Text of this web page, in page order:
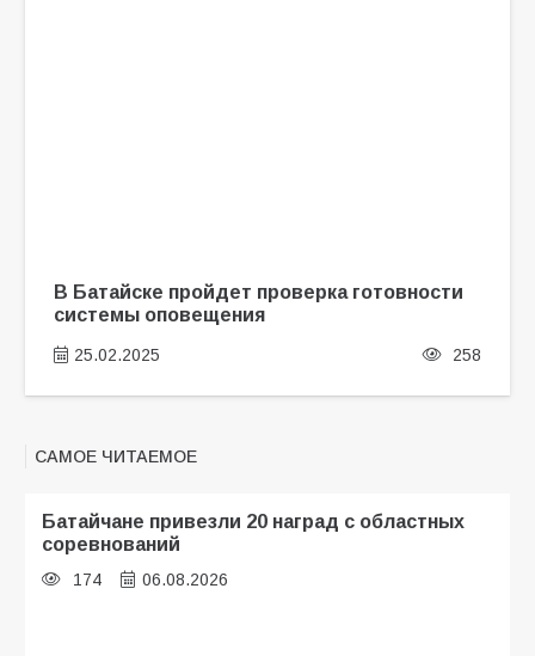
В Батайске пройдет проверка готовности
системы оповещения
25.02.2025 258
САМОЕ ЧИТАЕМОЕ
Батайчане привезли 20 наград с областных
соревнований
174 06.08.2026